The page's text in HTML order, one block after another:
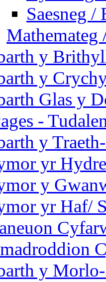
Saesneg /
Mathemateg
y
y
Glas y
-
y
yr
y
yr Haf/
y